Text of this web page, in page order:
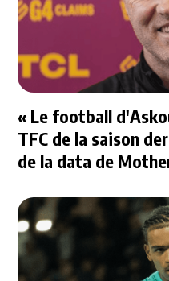
« Le football
TFC de la saison
de la data de